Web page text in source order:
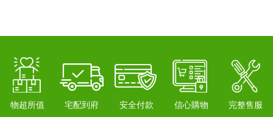
物超所值 宅配到府 安全付款 信心購物 完整售服